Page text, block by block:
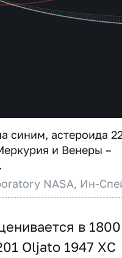
синим, астероида
и Венеры –
NASA, Ин-
в 1800
Oljato 1947 XC